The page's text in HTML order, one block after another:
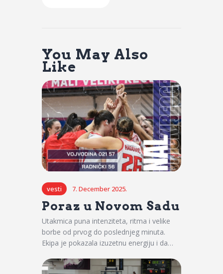
You May Also
Like
vesti 7. December 2025.
Poraz u Novom Sadu
Utakmica puna intenziteta, ritma i velike
borbe od prvog do poslednjeg minuta.
Ekipa je pokazala izuzetnu energiju i da…